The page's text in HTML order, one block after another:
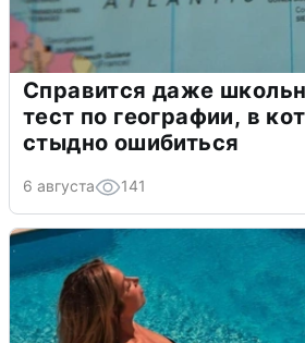
Справится даже
тест по географии, в
стыдно ошибиться
6 августа 141